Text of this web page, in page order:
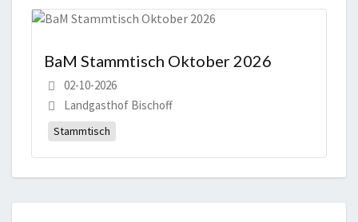
BaM Stammtisch Oktober 2026
02-10-2026
Landgasthof Bischoff
Stammtisch